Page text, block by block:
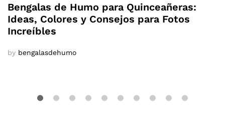
Bengalas de Humo para Quinceañeras:
Ideas, Colores y Consejos para Fotos
Increíbles
by bengalasdehumo